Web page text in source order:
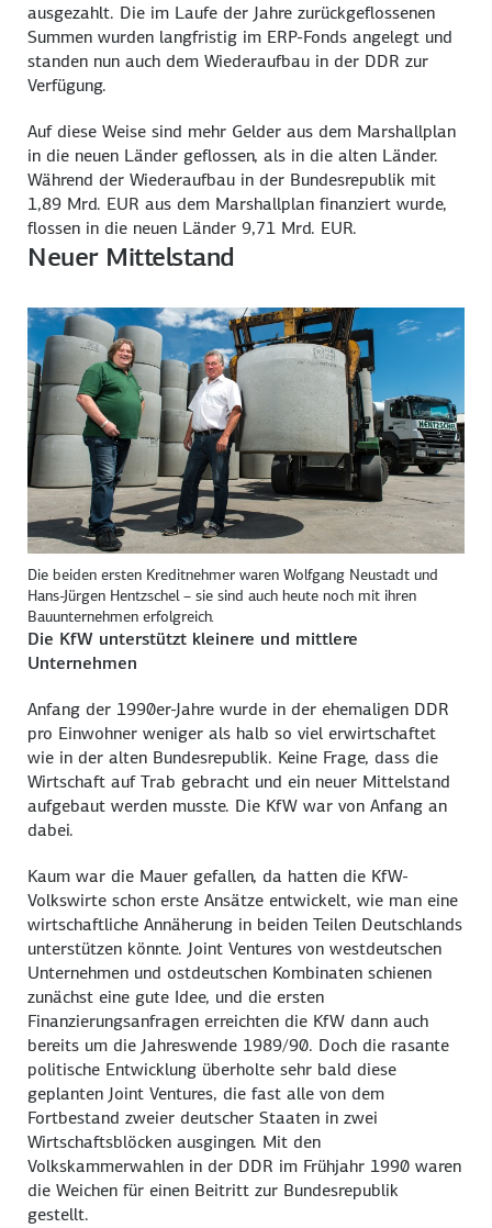
ausgezahlt. Die im Laufe der Jahre zurückgeflossenen
Summen wurden langfristig im ERP-Fonds angelegt und
standen nun auch dem Wiederaufbau in der DDR zur
Verfügung.
Auf diese Weise sind mehr Gelder aus dem Marshallplan
in die neuen Länder geflossen, als in die alten Länder.
Während der Wiederaufbau in der Bundesrepublik mit
1,89 Mrd. EUR aus dem Marshallplan finanziert wurde,
flossen in die neuen Länder 9,71 Mrd. EUR.
Neuer Mittelstand
Die beiden ersten Kreditnehmer waren Wolfgang Neustadt und
Hans-Jürgen Hentzschel – sie sind auch heute noch mit ihren
Bauunternehmen erfolgreich.
Die KfW unterstützt kleinere und mittlere
Unternehmen
Anfang der 1990er-Jahre wurde in der ehemaligen DDR
pro Einwohner weniger als halb so viel erwirtschaftet
wie in der alten Bundesrepublik. Keine Frage, dass die
Wirtschaft auf Trab gebracht und ein neuer Mittelstand
aufgebaut werden musste. Die KfW war von Anfang an
dabei.
Kaum war die Mauer gefallen, da hatten die KfW-
Volkswirte schon erste Ansätze entwickelt, wie man eine
wirtschaftliche Annäherung in beiden Teilen Deutschlands
unterstützen könnte. Joint Ventures von westdeutschen
Unternehmen und ostdeutschen Kombinaten schienen
zunächst eine gute Idee, und die ersten
Finanzierungsanfragen erreichten die KfW dann auch
bereits um die Jahreswende 1989/90. Doch die rasante
politische Entwicklung überholte sehr bald diese
geplanten Joint Ventures, die fast alle von dem
Fortbestand zweier deutscher Staaten in zwei
Wirtschaftsblöcken ausgingen. Mit den
Volkskammerwahlen in der DDR im Frühjahr 1990 waren
die Weichen für einen Beitritt zur Bundesrepublik
gestellt.